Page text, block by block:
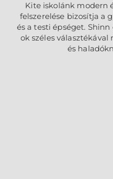
Kite iskolánk modern
felszerelése bizosítja a
és a testi épséget.
ok széles
és